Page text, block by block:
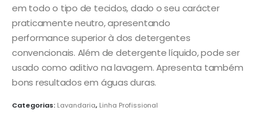
em todo o tipo de tecidos, dado o seu carácter
praticamente neutro, apresentando
performance superior à dos detergentes
convencionais. Além de detergente líquido, pode ser
usado como aditivo na lavagem. Apresenta também
bons resultados em águas duras.
Categorias: Lavandaria, Linha Profissional